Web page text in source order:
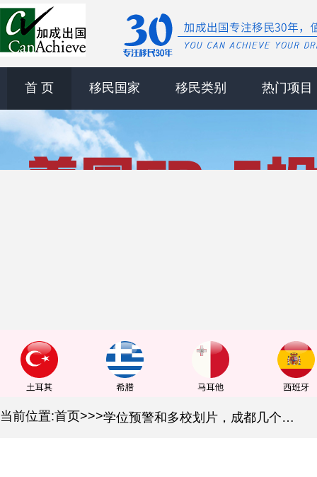
首 页 移民国家 移民类别 热门项目
当前位置:首页>>> 学位预警和多校划片，成都几个小学要爆仓！学区房你确定选对了吗？